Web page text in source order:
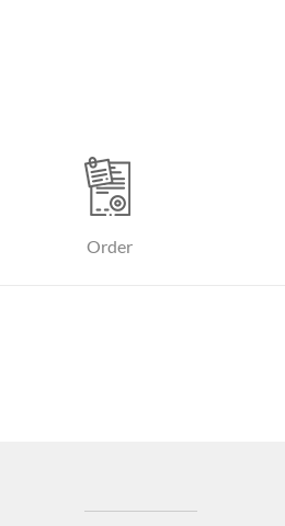
Order